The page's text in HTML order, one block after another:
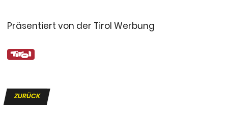
Präsentiert von der Tirol Werbung
ZURÜCK